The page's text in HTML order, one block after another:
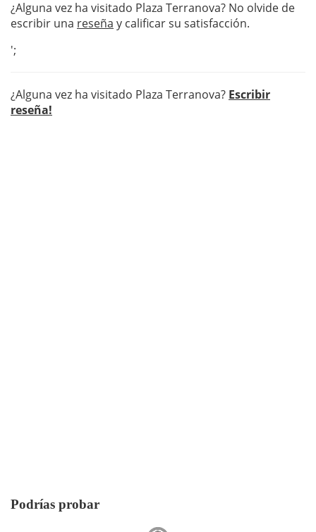
¿Alguna vez ha visitado Plaza Terranova? No olvide de
escribir una reseña y calificar su satisfacción.
';
¿Alguna vez ha visitado Plaza Terranova? Escribir
reseña!
Podrías probar